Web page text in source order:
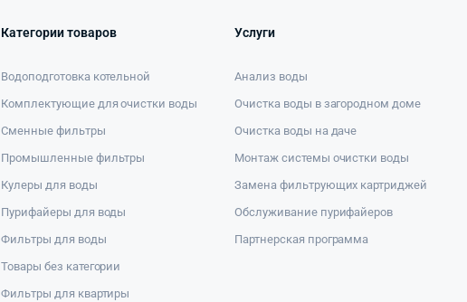
Категории товаров
Водоподготовка котельной
Комплектующие для очистки воды
Сменные фильтры
Промышленные фильтры
Кулеры для воды
Пурифайеры для воды
Фильтры для воды
Товары без категории
Фильтры для квартиры
Услуги
Анализ воды
Очистка воды в загородном доме
Очистка воды на даче
Монтаж системы очистки воды
Замена фильтрующих картриджей
Обслуживание пурифайеров
Партнерская программа